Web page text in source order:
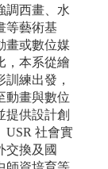
調西畫、水
等藝術基
畫或數位媒
，本系從繪
訓練出發，
動畫與數位
提供設計創
USR 社會實
交換及國